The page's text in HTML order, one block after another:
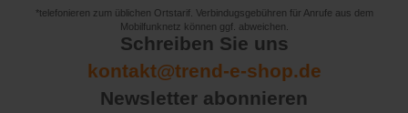
*telefonieren zum üblichen Ortstarif. Verbindugsgebühren für Anrufe aus dem
Mobilfunknetz können ggf. abweichen.
Schreiben Sie uns
kontakt@trend-e-shop.de
Newsletter abonnieren